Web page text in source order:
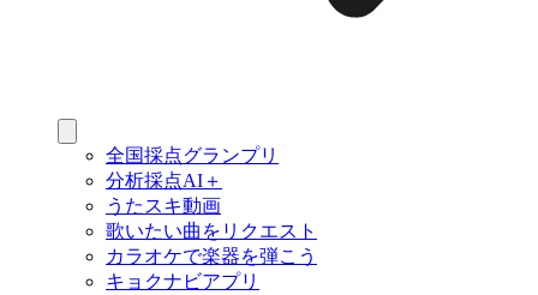
全国採点グランプリ
分析採点AI＋
うたスキ動画
歌いたい曲をリクエスト
カラオケで楽器を弾こう
キョクナビアプリ